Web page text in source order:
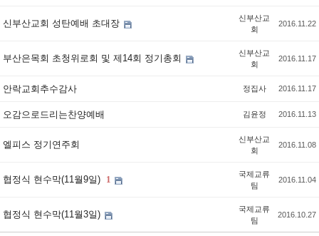
신부산교회 성탄예배 초대장
신부산교
회
2016.11.22
부산은목회 초청위로회 및 제14회 정기총회
신부산교
회
2016.11.17
안락교회추수감사 정집사 2016.11.17
오감으로드리는찬양예배 김윤정 2016.11.13
엘피스 정기연주회
신부산교
회
2016.11.08
협정식 현수막(11월9일) 1
국제교류
팀
2016.11.04
협정식 현수막(11월3일)
국제교류
팀
2016.10.27